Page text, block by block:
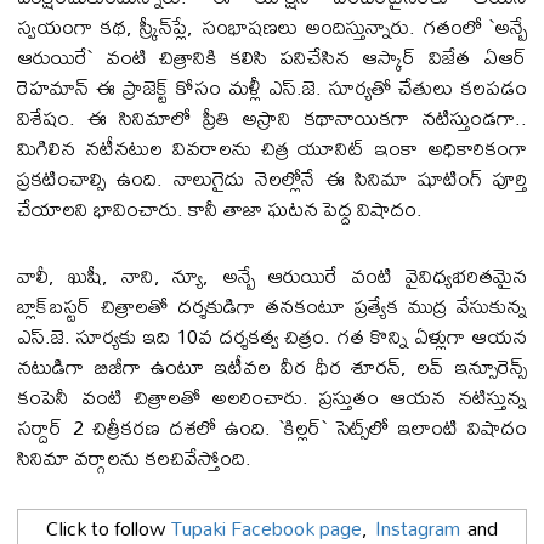
స్వయంగా కథ, స్క్రీన్‌ప్లే, సంభాషణలు అందిస్తున్నారు. గతంలో `అన్బే
ఆరుయిరే` వంటి చిత్రానికి కలిసి పనిచేసిన ఆస్కార్ విజేత ఏఆర్
రెహమాన్ ఈ ప్రాజెక్ట్ కోసం మళ్లీ ఎస్.జె. సూర్యతో చేతులు కలపడం
విశేషం. ఈ సినిమాలో ప్రీతి అస్రాని కథానాయికగా నటిస్తుండగా..
మిగిలిన నటీనటుల వివరాలను చిత్ర యూనిట్ ఇంకా అధికారికంగా
ప్రకటించాల్సి ఉంది. నాలుగైదు నెలల్లోనే ఈ సినిమా షూటింగ్ పూర్తి
చేయాలని భావించారు. కానీ తాజా ఘ‌ట‌న పెద్ద విషాదం.
వాలీ, ఖుషీ, నాని, న్యూ, అన్బే ఆరుయిరే వంటి వైవిధ్యభరితమైన
బ్లాక్‌బస్టర్ చిత్రాలతో దర్శకుడిగా తనకంటూ ప్రత్యేక ముద్ర వేసుకున్న
ఎస్.జె. సూర్యకు ఇది 10వ దర్శకత్వ చిత్రం. గత కొన్ని ఏళ్లుగా ఆయన
నటుడిగా బిజీగా ఉంటూ ఇటీవ‌ల వీర ధీర శూరన్, లవ్ ఇన్సూరెన్స్
కంపెనీ వంటి చిత్రాలతో అలరించారు. ప్రస్తుతం ఆయన నటిస్తున్న
సర్దార్ 2 చిత్రీక‌ర‌ణ ద‌శ‌లో ఉంది. `కిల్లర్` సెట్స్‌లో ఇలాంటి విషాదం
సినిమా వర్గాలను కలచివేస్తోంది.
Click to followTupaki Facebook page, Instagram and